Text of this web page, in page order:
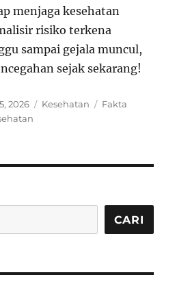
menjaga kesehatan
risiko terkena
sampai gejala muncul,
sejak sekarang!
2026 Categories
Kesehatan Tags
Fakta
CARI